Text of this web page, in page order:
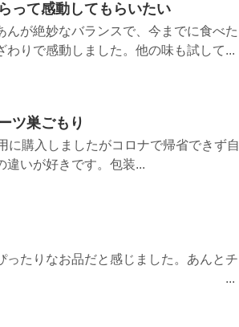
って感動してもらいたい
んが絶妙なバランスで、今までに食べ
わりで感動しました。他の味も試して...
ツ巣ごもり
に購入しましたがコロナで帰省できず
違いが好きです。包装...
ったりなお品だと感じました。あんと
した。 ...